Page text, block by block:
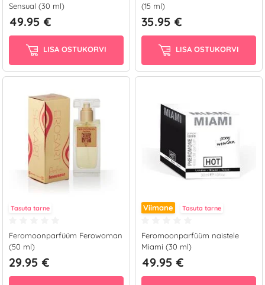
Sensual (30 ml)
49.95 €
LISA OSTUKORVI
(15 ml)
35.95 €
LISA OSTUKORVI
Tasuta tarne
Feromoonparfüüm Ferowoman
(50 ml)
29.95 €
Viimane Tasuta tarne
Feromoonparfüüm naistele
Miami (30 ml)
49.95 €